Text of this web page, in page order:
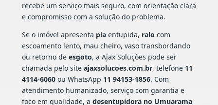
recebe um serviço mais seguro, com orientação clara
e compromisso com a solução do problema.
Se o imóvel apresenta piaentupida, ralo com
escoamento lento, mau cheiro, vaso transbordando
ou retorno de esgoto, a Ajax Soluções pode ser
chamada pelo site ajaxsolucoes.com.br, telefone 11
4114-6060ou WhatsApp 11 94153-1856. Com
atendimento humanizado, serviço com garantia e
foco em qualidade, a desentupidora no Umuarama